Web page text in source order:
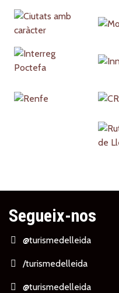
Partners
Segueix-nos
@turismedelleida
/turismedelleida
@turismedelleida